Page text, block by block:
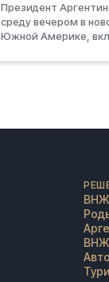
Президент
среду вечером в
Южной Америке,
ВНЖ
ВНЖ
Авто